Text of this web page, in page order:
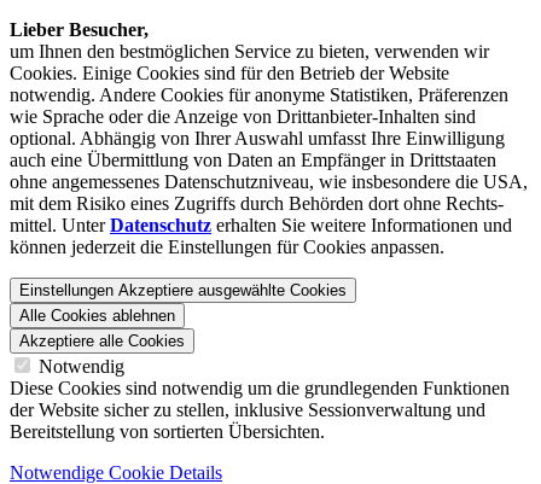
Lieber Besucher,
um Ihnen den best­möglichen Service zu bieten, verwenden wir
Cookies. Einige Cookies sind für den Betrieb der Website
notwendig. Andere Cookies für anonyme Statistiken, Präferenzen
wie Sprache oder die Anzeige von Dritt­anbieter-Inhalten sind
optional. Abhängig von Ihrer Auswahl umfasst Ihre Einwilligung
auch eine Übermittlung von Daten an Empfänger in Drittstaaten
ohne angemessenes Daten­schutz­niveau, wie insbesondere die USA,
mit dem Risiko eines Zugriffs durch Behörden dort ohne Rechts­
mittel. UnterDatenschutz erhalten Sie weitere Informationen und
können jederzeit die Einstellungen für Cookies anpassen.
Einstellungen Akzeptiere ausgewählte Cookies
Alle Cookies ablehnen
Akzeptiere alle Cookies
Notwendig
Diese Cookies sind notwendig um die grundlegenden Funktionen
der Website sicher zu stellen, inklusive Sessionverwaltung und
Bereitstellung von sortierten Übersichten.
Notwendige Cookie Details